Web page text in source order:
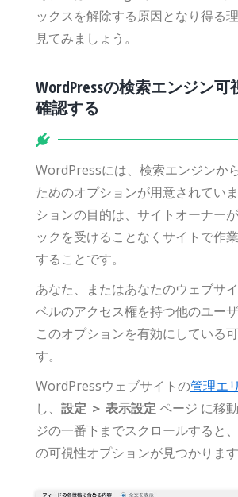
ックスを解除する原因となり得る
見てみましょう。
WordPressの検索エンジン可
確認する
WordPressには、検索エンジンか
ためのオプションが用意されてい
ションの目的は、サイトオーナー
ックを受けることなくサイトで作
することです。
あなた、またはあなたのウェブサ
ベルのアクセス権を持つ他のユー
このオプションを有効にしている
す。
WordPressウェブサイトの管理エ
し、 設定 ＞ 表示設定 ページ に移
ジの一番下までスクロールすると
の可視性オプションが見つかります